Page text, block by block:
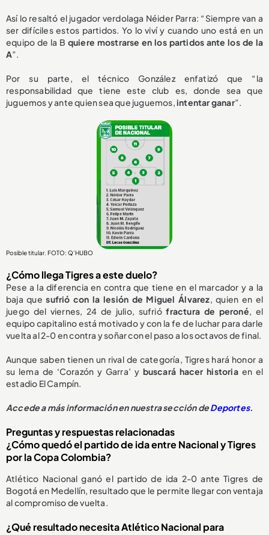
Así lo resaltó el jugador verdolaga Néider Parra: “Siempre van a
ser difíciles estos partidos. Yo lo viví y cuando uno está en un
equipo de la B quiere mostrarse en los partidos ante los de la
A”.
Por su parte, el técnico González enfatizó que “la
responsabilidad que tiene este club es, donde sea que
juguemos y ante quien sea que juguemos,intentar ganar”.
Posible titular. FOTO: Q’HUBO
¿Cómo llega Tigres a este duelo?
Pese a la diferencia en contra que tiene en el marcador y a la
baja quesufrió con la lesión de Miguel Álvarez, quien en el
juego del viernes, 24 de julio, sufriófractura de peroné, el
equipo capitalino está motivado y con la fe de luchar para darle
vuelta al 2-0 en contra y soñar con el paso a los octavos de final.
Aunque saben tienen un rival de categoría, Tigres hará honor a
su lema de ‘Corazón y Garra’ y buscará hacer historiaen el
estadio El Campín.
Accede a más información en nuestra sección deDeportes.
Preguntas y respuestas relacionadas
¿Cómo quedó el partido de ida entre Nacional y Tigres
por la Copa Colombia?
Atlético Nacional ganó el partido de ida 2-0 ante Tigres de
Bogotá en Medellín, resultado que le permite llegar con ventaja
al compromiso de vuelta.
¿Qué resultado necesita Atlético Nacional para